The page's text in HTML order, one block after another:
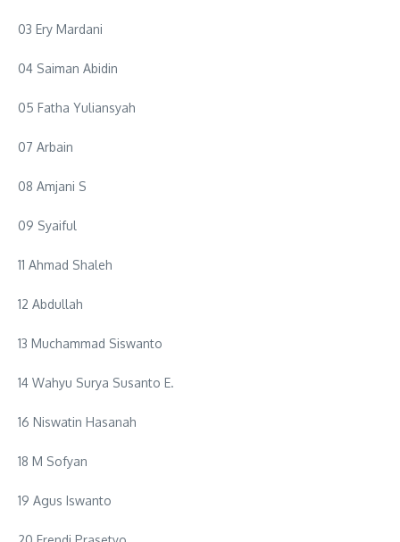
03 Ery Mardani
04 Saiman Abidin
05 Fatha Yuliansyah
07 Arbain
08 Amjani S
09 Syaiful
11 Ahmad Shaleh
12 Abdullah
13 Muchammad Siswanto
14 Wahyu Surya Susanto E.
16 Niswatin Hasanah
18 M Sofyan
19 Agus Iswanto